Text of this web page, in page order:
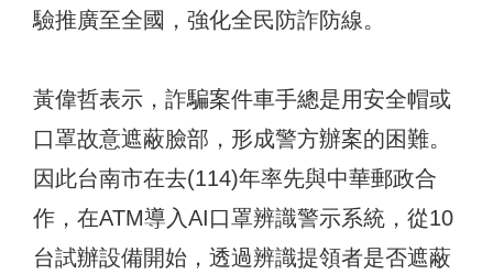
驗推廣至全國，強化全民防詐防線。
黃偉哲表示，詐騙案件車手總是用安全帽或
口罩故意遮蔽臉部，形成警方辦案的困難。
因此台南市在去(114)年率先與中華郵政合
作，在ATM導入AI口罩辨識警示系統，從10
台試辦設備開始，透過辨識提領者是否遮蔽